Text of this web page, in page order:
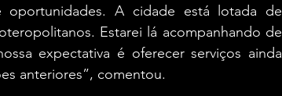
A cidade está lotada de
Estarei lá acompanhando de
expectativa é oferecer serviços ainda
anteriores”, comentou.